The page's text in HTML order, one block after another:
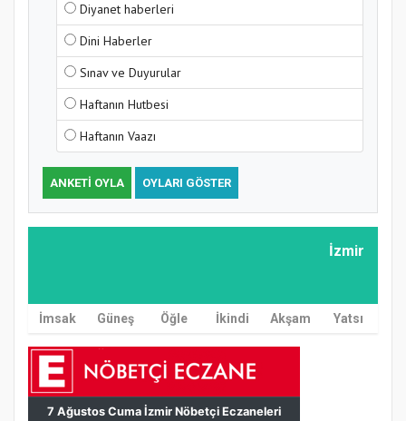
Diyanet haberleri
Dini Haberler
Sınav ve Duyurular
Haftanın Hutbesi
Haftanın Vaazı
ANKETI OYLA OYLARI GÖSTER
İzmir
İmsak Güneş Öğle İkindi Akşam Yatsı